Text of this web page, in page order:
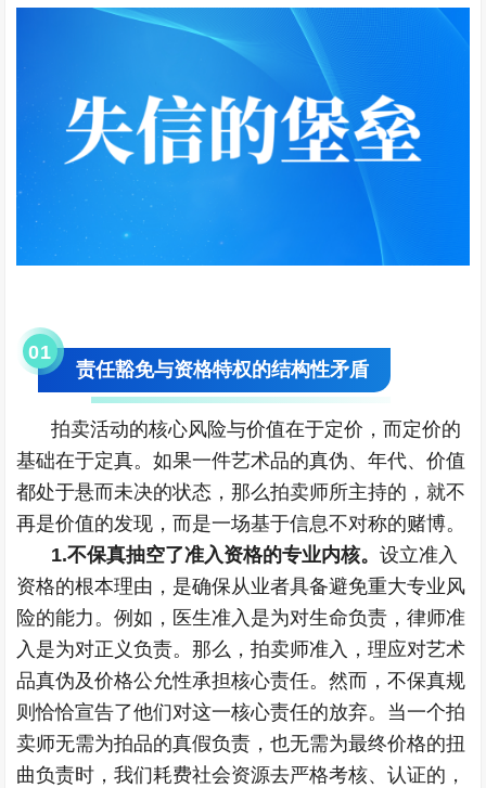
01
责任豁免与资格特权的结构性矛盾
拍卖活动的核心风险与价值在于定价，而定价的
基础在于定真。如果一件艺术品的真伪、年代、价值
都处于悬而未决的状态，那么拍卖师所主持的，就不
再是价值的发现，而是一场基于信息不对称的赌博。
1.不保真抽空了准入资格的专业内核。设立准入
资格的根本理由，是确保从业者具备避免重大专业风
险的能力。例如，医生准入是为对生命负责，律师准
入是为对正义负责。那么，拍卖师准入，理应对艺术
品真伪及价格公允性承担核心责任。然而，不保真规
则恰恰宣告了他们对这一核心责任的放弃。当一个拍
卖师无需为拍品的真假负责，也无需为最终价格的扭
曲负责时，我们耗费社会资源去严格考核、认证的，